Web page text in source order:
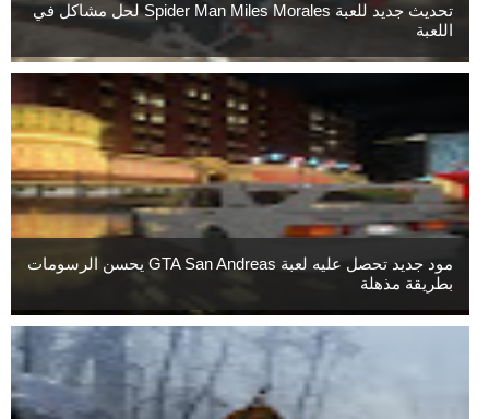
تحديث جديد للعبة Spider Man Miles Morales لحل مشاكل في
اللعبة
مود جديد تحصل عليه لعبة GTA San Andreas يحسن الرسومات
بطريقة مذهلة